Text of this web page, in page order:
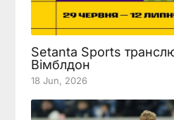
Setanta Sports
Вімблдон
18 Jun, 2026